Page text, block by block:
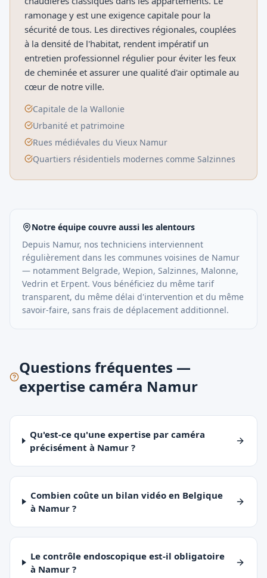
ramonage y est une exigence capitale pour la
sécurité de tous. Les directives régionales, couplées
à la densité de l'habitat, rendent impératif un
entretien professionnel régulier pour éviter les feux
de cheminée et assurer une qualité d'air optimale au
cœur de notre ville.
Capitale de la Wallonie
Urbanité et patrimoine
Rues médiévales du Vieux Namur
Quartiers résidentiels modernes comme Salzinnes
Notre équipe couvre aussi les alentours
Depuis Namur, nos techniciens interviennent
régulièrement dans les communes voisines de Namur
— notamment Belgrade, Wepion, Salzinnes, Malonne,
Vedrin et Erpent. Vous bénéficiez du même tarif
transparent, du même délai d'intervention et du même
savoir-faire, sans frais de déplacement additionnel.
Questions fréquentes —
expertise caméra Namur
Qu'est-ce qu'une expertise par caméra
précisément à Namur ?
Combien coûte un bilan vidéo en Belgique
à Namur ?
Le contrôle endoscopique est-il obligatoire
à Namur ?